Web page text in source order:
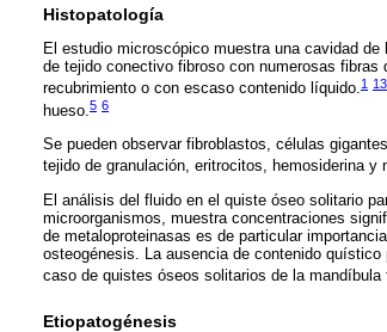
Histopatología
El estudio microscópico muestra una cavidad
de tejido conectivo fibroso con numerosas
recubrimiento o con escaso contenido líquido.1 13
hueso. 5 6
Se pueden observar fibroblastos, células
tejido de granulación, eritrocitos, hemosiderina
El análisis del fluido en el quiste óseo solitario
microorganismos, muestra concentraciones
de metaloproteinasas es de particular
osteogénesis. La ausencia de contenido
caso de quistes óseos solitarios de la
Etiopatogénesis